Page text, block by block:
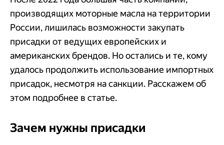
производящих моторные масла на территории
России, лишилась возможности закупать
присадки от ведущих европейских и
американских брендов. Но остались и те, кому
удалось продолжить использование импортных
присадок, несмотря на санкции. Расскажем об
этом подробнее в статье.
Зачем нужны присадки